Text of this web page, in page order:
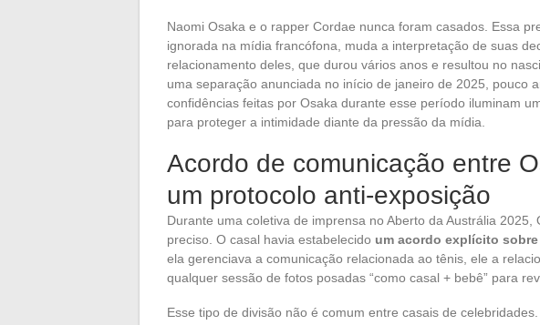
Naomi Osaka e o rapper Cordae nunca foram casados. Essa
ignorada na mídia francófona, muda a interpretação de suas
relacionamento deles, que durou vários anos e resultou no
uma separação anunciada no início de janeiro de 2025, pouco
confidências feitas por Osaka durante esse período iluminam
para proteger a intimidade diante da pressão da mídia.
Acordo de comunicação entre
um protocolo anti-exposição
Durante uma coletiva de imprensa no Aberto da Austrália 2025,
preciso. O casal havia estabelecido um acordo explícito
ela gerenciava a comunicação relacionada ao tênis, ele a
qualquer sessão de fotos posadas “como casal + bebê” para
Esse tipo de divisão não é comum entre casais de